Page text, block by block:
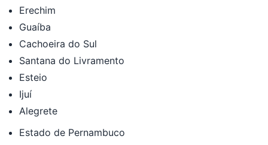
Erechim
Guaíba
Cachoeira do Sul
Santana do Livramento
Esteio
Ijuí
Alegrete
Estado de Pernambuco